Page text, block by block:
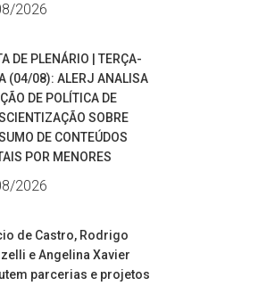
2026
DE PLENÁRIO | TERÇA-
(04/08): ALERJ ANALISA
DE POLÍTICA DE
SOBRE
DE CONTEÚDOS
POR MENORES
2026
de Castro, Rodrigo
e Angelina Xavier
parcerias e projetos